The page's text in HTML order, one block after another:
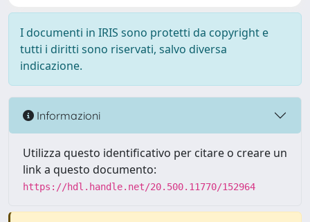
I documenti in IRIS sono protetti da copyright e
tutti i diritti sono riservati, salvo diversa
indicazione.
Informazioni
Utilizza questo identificativo per citare o creare un
link a questo documento:
https://hdl.handle.net/20.500.11770/152964